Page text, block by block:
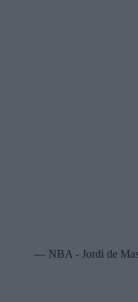
— NBA - Jordi de